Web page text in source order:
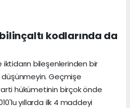
kodlarında da
bileşenlerinden bir
Geçmişe
hükümetinin birçok önde
yıllarda ilk 4 maddeyi